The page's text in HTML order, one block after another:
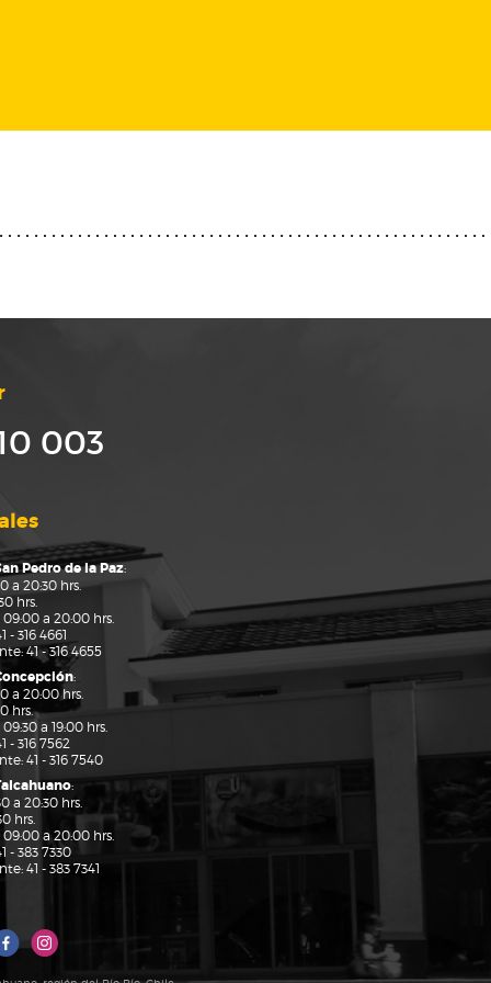
003
Pedro de la Paz:
a 20:30 hrs.
hrs.
a 20:00 hrs.
- 316 4661
41 - 316 4655
:
a 20:00 hrs.
hrs.
a 19:00 hrs.
- 316 7562
41 - 316 7540
:
a 20:30 hrs.
hrs.
a 20:00 hrs.
- 383 7330
41 - 383 7341